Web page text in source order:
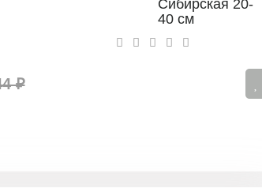
Сибирская 20-
40 см
₽